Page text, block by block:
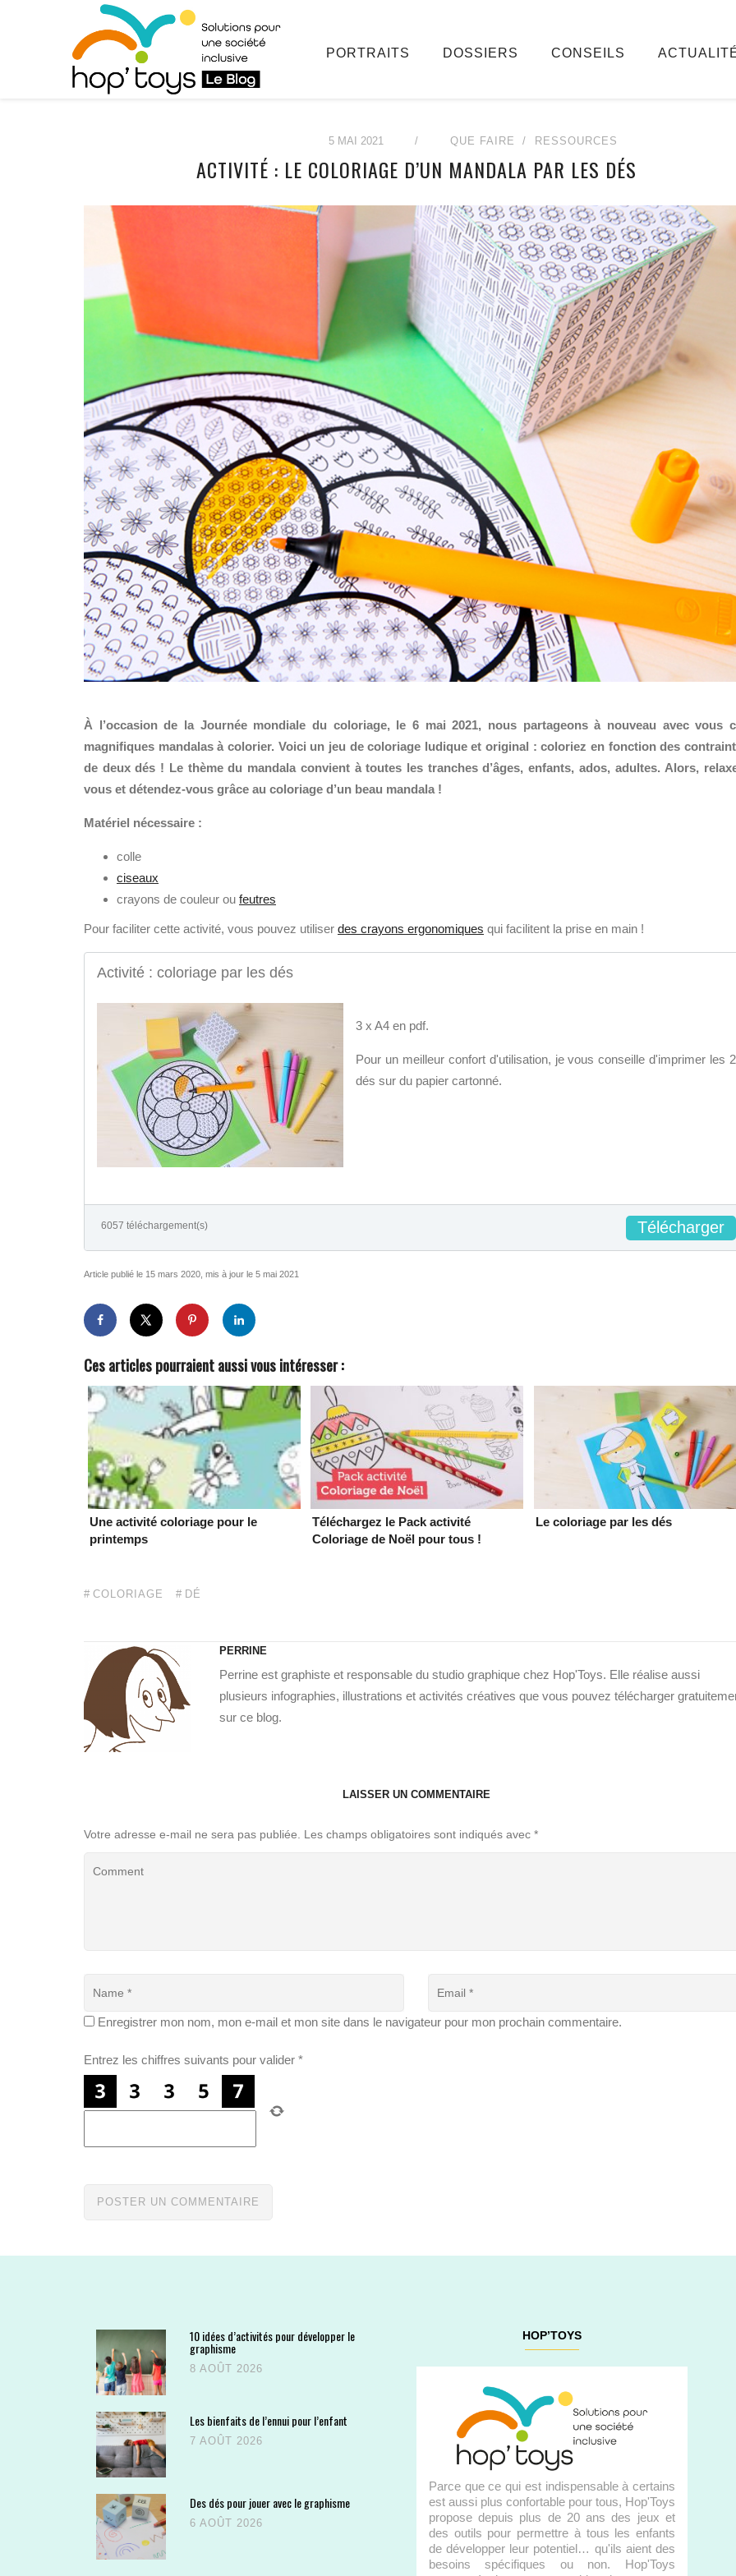
PORTRAITS DOSSIERS CONSEILS
5 MAI 2021 / QUE FAIRE RESSOURCES
ACTIVITÉ : LE COLORIAGE D’UN MANDALA PAR LES DÉS
À l’occasion de la Journée mondiale du coloriage, le 6 mai 2021, nous partageons à nouveau avec vous
magnifiques mandalas à colorier. Voici un jeu de coloriage ludique et original : coloriez en fonction des
de deux dés ! Le thème du mandala convient à toutes les tranches d’âges, enfants, ados, adultes. Alors,
vous et détendez-vous grâce au coloriage d’un beau mandala !
Matériel nécessaire :
colle
ciseaux
crayons de couleur ou feutres
Pour faciliter cette activité, vous pouvez utiliser des crayons ergonomiques qui facilitent la prise en main !
Activité : coloriage par les dés
3 x A4 en pdf.
Pour un meilleur confort d'utilisation, je vous conseille d'imprimer les 2
dés sur du papier cartonné.
6057 téléchargement(s) Télécharger
Article publié le 15 mars 2020, mis à jour le 5 mai 2021
Ces articles pourraient aussi vous intéresser :
Une activité coloriage pour le
printemps
Téléchargez le Pack activité
Coloriage de Noël pour tous !
Le coloriage par les dés
COLORIAGE DÉ
PERRINE
Perrine est graphiste et responsable du studio graphique chez Hop'Toys. Elle réalise aussi
plusieurs infographies, illustrations et activités créatives que vous pouvez télécharger
sur ce blog.
LAISSER UN COMMENTAIRE
Votre adresse e-mail ne sera pas publiée. Les champs obligatoires sont indiqués avec *
Enregistrer mon nom, mon e-mail et mon site dans le navigateur pour mon prochain commentaire.
Entrez les chiffres suivants pour valider *
10 idées d’activités pour développer le
graphisme
8 AOÛT 2026
Les bienfaits de l’ennui pour l’enfant
7 AOÛT 2026
Des dés pour jouer avec le graphisme
6 AOÛT 2026
HOP’TOYS
Parce que ce qui est indispensable à certains
est aussi plus confortable pour tous, Hop'Toys
propose depuis plus de 20 ans des jeux et
des outils pour permettre à tous les enfants
de développer leur potentiel… qu'ils aient des
besoins spécifiques ou non. Hop'Toys